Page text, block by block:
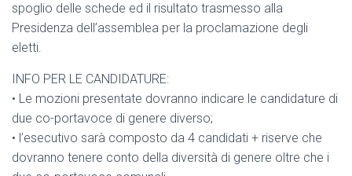
spoglio delle schede ed il risultato trasmesso alla
Presidenza dell’assemblea per la proclamazione degli
eletti.
INFO PER LE CANDIDATURE:
•⁠ ⁠Le mozioni presentate dovranno indicare le candidature di
due co-portavoce di genere diverso;
•⁠ ⁠l’esecutivo sarà composto da 4 candidati + riserve che
dovranno tenere conto della diversità di genere oltre che i